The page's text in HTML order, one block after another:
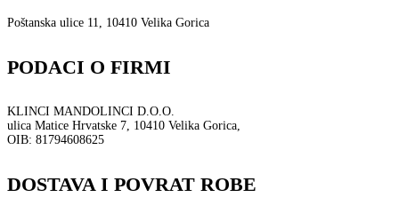
Poštanska ulice 11, 10410 Velika Gorica
PODACI O FIRMI
KLINCI MANDOLINCI D.O.O.
ulica Matice Hrvatske 7, 10410 Velika Gorica,
OIB: 81794608625
DOSTAVA I POVRAT ROBE